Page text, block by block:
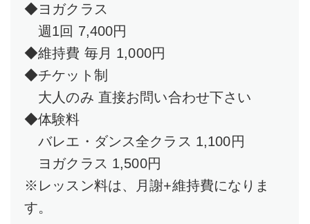
◆ヨガクラス
週1回 7,400円
◆維持費 毎月 1,000円
◆チケット制
大人のみ 直接お問い合わせ下さい
◆体験料
バレエ・ダンス全クラス 1,100円
ヨガクラス 1,500円
※レッスン料は、月謝+維持費になりま
す。